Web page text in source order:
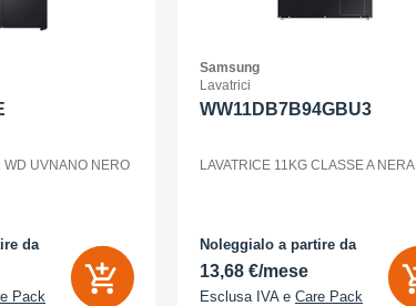
UVNANO NERO
da
Pack
Samsung
Lavatrici
WW11DB7B94GBU3
LAVATRICE 11KG CLASSE A NERA
Noleggialo a partire da
13,68 €/mese
Esclusa IVA e Care Pack